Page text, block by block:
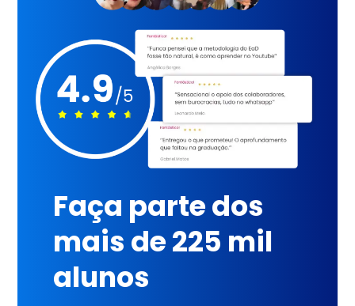
Faça parte dos
mais de 225 mil
alunos